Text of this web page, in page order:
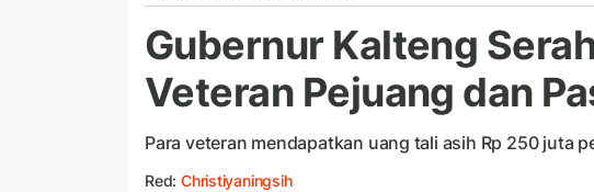
Gubernur Kalteng
Veteran Pejuang dan
Para veteran mendapatkan uang tali asih Rp 250 juta
Red: Christiyaningsih